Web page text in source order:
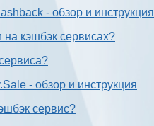
- обзор и инструкция
на кэшбэк сервисах?
- обзор и инструкция
сервис?